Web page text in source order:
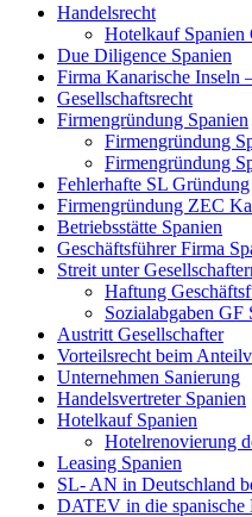
Handelsrecht
Hotelkauf Spanien
Due Diligence Spanien
Firma Kanarische Inseln
Gesellschaftsrecht
Firmengründung Spanien
Firmengründung
Firmengründung
Fehlerhafte SL Gründung
Firmengründung ZEC
Betriebsstätte Spanien
Geschäftsführer Firma
Streit unter
Haftung
Sozialabgaben GF
Austritt Gesellschafter
Vorteilsrecht beim
Unternehmen Sanierung
Handelsvertreter Spanien
Hotelkauf Spanien
Hotelrenovierung
Leasing Spanien
SL- AN in Deutschland
DATEV in die spanische